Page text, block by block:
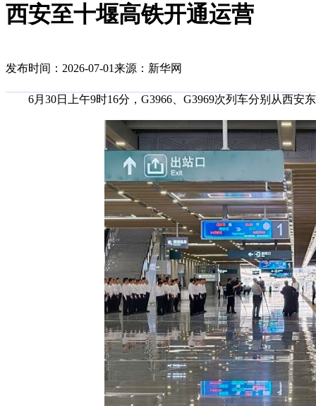
西安至十堰高铁开通运营
发布时间：2026-07-01来源：新华网
6月30日上午9时16分，G3966、G3969次列车分别从西安